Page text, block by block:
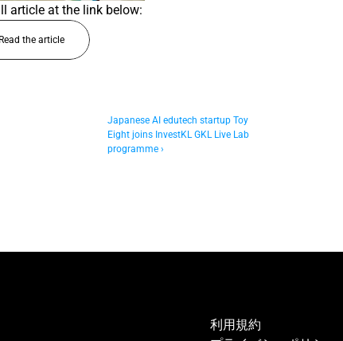
article at the link below:
Read the article
Japanese AI edutech startup Toy
Eight joins InvestKL GKL Live Lab
programme ›
利用規約